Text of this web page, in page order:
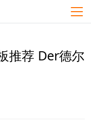
推荐 Der德尔